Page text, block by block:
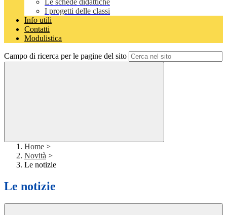
Le schede didattiche
I progetti delle classi
Info utili
Contatti
Modulistica
Campo di ricerca per le pagine del sito
Home >
Novità >
Le notizie
Le notizie